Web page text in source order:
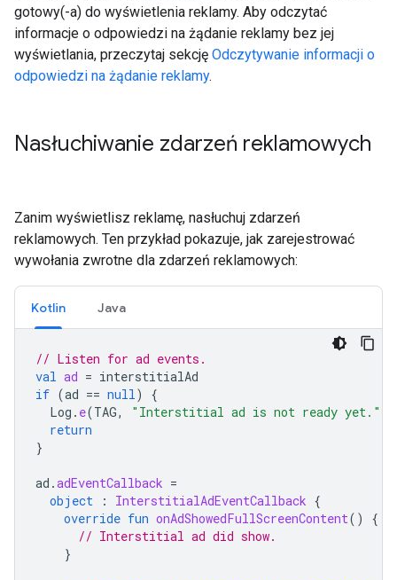
gotowy(-a) do wyświetlenia reklamy. Aby odczytać
informacje o odpowiedzi na żądanie reklamy bez jej
wyświetlania, przeczytaj sekcję Odczytywanie informacji o
odpowiedzi na żądanie reklamy.
Nasłuchiwanie zdarzeń reklamowych
Zanim wyświetlisz reklamę, nasłuchuj zdarzeń
reklamowych. Ten przykład pokazuje, jak zarejestrować
wywołania zwrotne dla zdarzeń reklamowych:
Kotlin Java
// Listen for ad events.
val ad = interstitialAd
if (ad == null)
{
Log . e(TAG, "Interstitial ad is not ready yet."
return
}
ad .adEventCallback =
object
: InterstitialAdEventCallback {
override fun onAdShowedFullScreenContent()
{
// Interstitial ad did show.
}